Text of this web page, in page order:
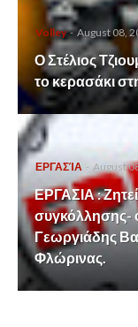
Volley - August 08,
Ο Στέλιος
το κερασάκι
ΕΡΓΑΣΊΑ - August
ΕΡΓΑΣΙΑ :
συγκόλλησης-
Γεωργιάδης
Φλώρινας.